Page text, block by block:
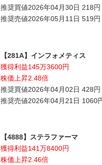
推奨買値2026年04月30日 218円
推奨売値2026年05月11日 519円
【281A】インフォメティス
獲得利益145万3600円
株価上昇2.48倍
推奨買値2026年04月02日 428円
推奨売値2026年04月21日 1060
【4888】ステラファーマ
獲得利益141万8400円
株価上昇2.46倍